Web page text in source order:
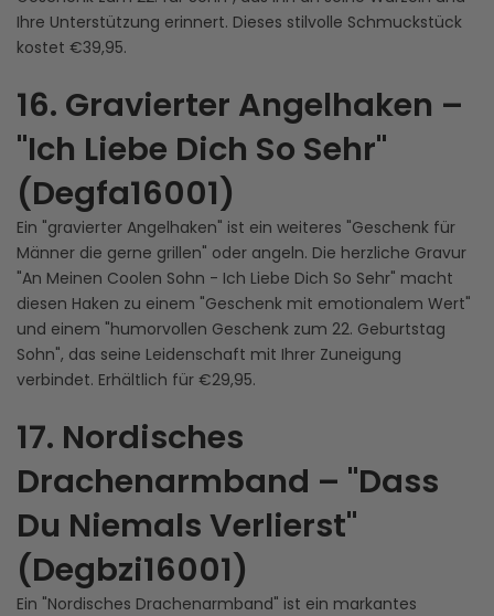
Ihre Unterstützung erinnert. Dieses stilvolle Schmuckstück
kostet €39,95.
16. Gravierter Angelhaken –
"Ich Liebe Dich So Sehr"
(Degfa16001)
Ein "gravierter Angelhaken" ist ein weiteres "Geschenk für
Männer die gerne grillen" oder angeln. Die herzliche Gravur
"An Meinen Coolen Sohn - Ich Liebe Dich So Sehr" macht
diesen Haken zu einem "Geschenk mit emotionalem Wert"
und einem "humorvollen Geschenk zum 22. Geburtstag
Sohn", das seine Leidenschaft mit Ihrer Zuneigung
verbindet. Erhältlich für €29,95.
17. Nordisches
Drachenarmband – "Dass
Du Niemals Verlierst"
(Degbzi16001)
Ein "Nordisches Drachenarmband" ist ein markantes